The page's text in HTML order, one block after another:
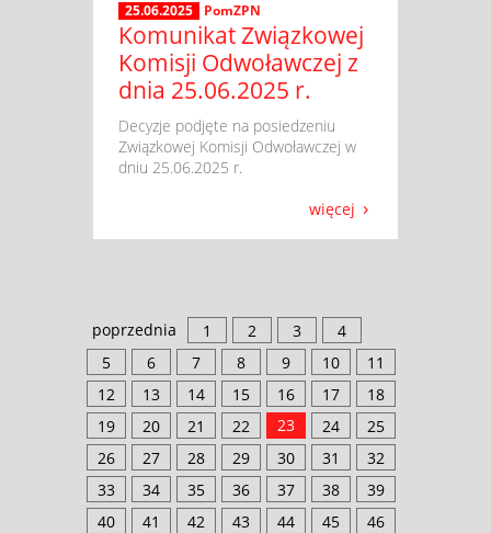
25.06.2025 PomZPN
Komunikat Związkowej
Komisji Odwoławczej z
dnia 25.06.2025 r.
​ Decyzje podjęte na posiedzeniu
Związkowej Komisji Odwoławczej w
dniu 25.06.2025 r.
więcej
poprzednia 1 2 3
4
5
6 7 8 9 10
11
12
13 14 15 16 17
18
19
20 21 22 23 24
25
26
27 28 29 30 31
32
33
34 35 36 37 38
39
40
41 42 43 44 45
46